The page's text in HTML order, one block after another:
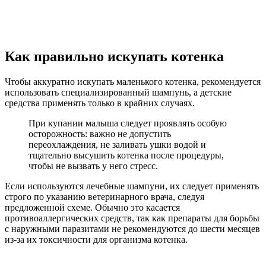
Как правильно искупать котенка
Чтобы аккуратно искупать маленького котенка, рекомендуется
использовать специализированный шампунь, а детские
средства применять только в крайних случаях.
При купании малыша следует проявлять особую
осторожность: важно не допустить
переохлаждения, не заливать ушки водой и
тщательно высушить котенка после процедуры,
чтобы не вызвать у него стресс.
Если используются лечебные шампуни, их следует применять
строго по указанию ветеринарного врача, следуя
предложенной схеме. Обычно это касается
противоаллергических средств, так как препараты для борьбы
с наружными паразитами не рекомендуются до шести месяцев
из-за их токсичности для организма котенка.